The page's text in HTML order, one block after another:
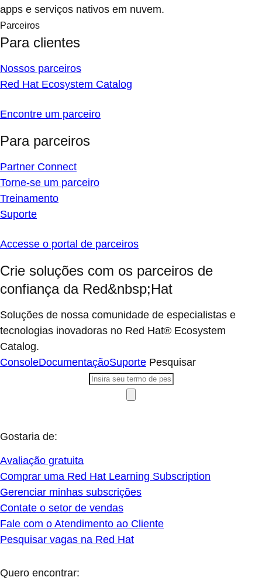
apps e serviços nativos em nuvem.
Parceiros
Para clientes
Nossos parceiros
Red Hat Ecosystem Catalog
Encontre um parceiro
Para parceiros
Partner Connect
Torne-se um parceiro
Treinamento
Suporte
Accesse o portal de parceiros
Crie soluções com os parceiros de
confiança da Red&nbsp;Hat
Soluções de nossa comunidade de especialistas e
tecnologias inovadoras no Red Hat® Ecosystem
Catalog.
ConsoleDocumentaçãoSuporte Pesquisar
Gostaria de:
Avaliação gratuita
Comprar uma Red Hat Learning Subscription
Gerenciar minhas subscrições
Contate o setor de vendas
Fale com o Atendimento ao Cliente
Pesquisar vagas na Red Hat
Quero encontrar: